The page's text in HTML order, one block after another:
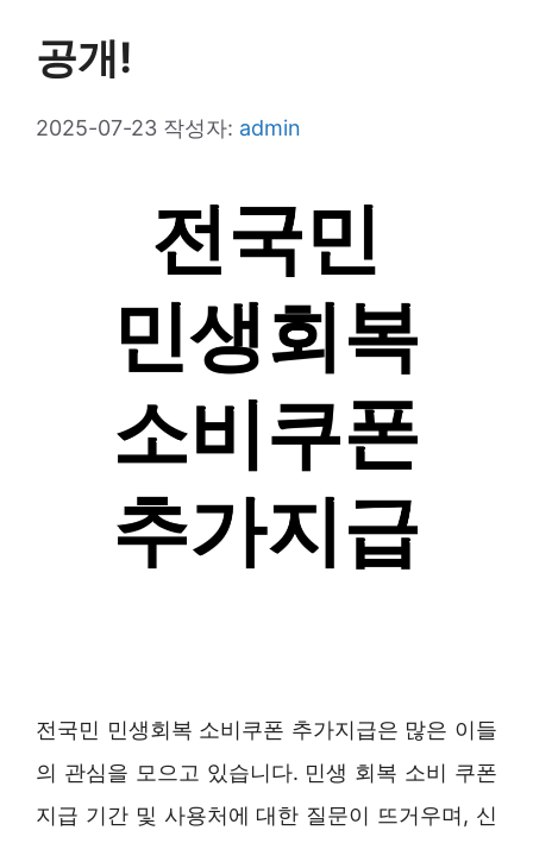
공개!
2025-07-23 작성자: admin
전국민 민생회복 소비쿠폰 추가지급은 많은 이들
의 관심을 모으고 있습니다. 민생 회복 소비 쿠폰
지급 기간 및 사용처에 대한 질문이 뜨거우며, 신